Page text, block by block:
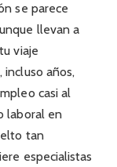
se parece
llevan a
viaje
incluso años,
casi al
laboral en
tan
especialistas